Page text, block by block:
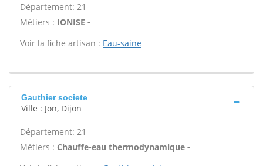
Département: 21
Métiers : IONISE -
Voir la fiche artisan : Eau-saine
Gauthier societe
Ville : Jon, Dijon
Département: 21
Métiers : Chauffe-eau thermodynamique -